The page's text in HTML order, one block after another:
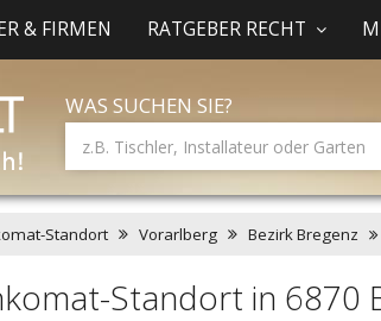
& FIRMEN RATGEBER RECHT
WAS SUCHEN SIE?
Standort Vorarlberg Bezirk Bregenz
Standort in 6870